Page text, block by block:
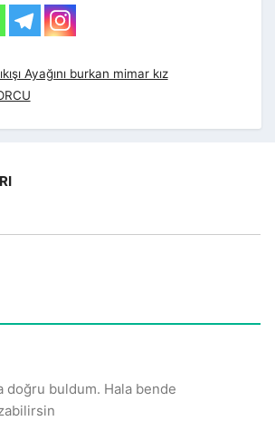
Ayağını burkan mimar kız
doğru buldum. Hala bende